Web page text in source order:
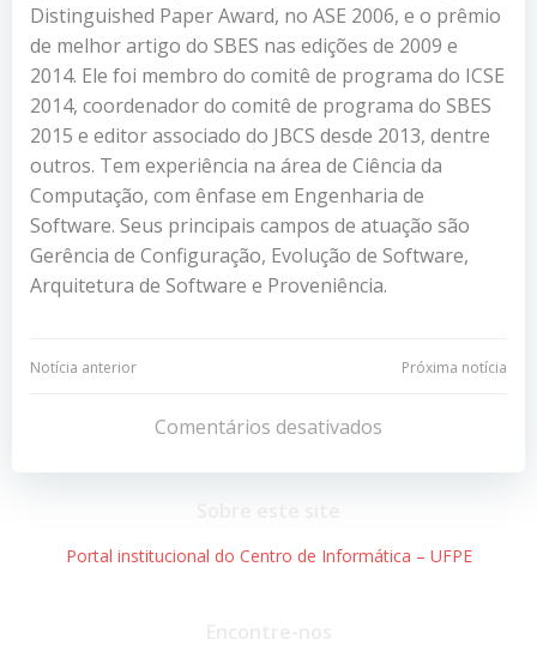
Distinguished Paper Award, no ASE 2006, e o prêmio
de melhor artigo do SBES nas edições de 2009 e
2014. Ele foi membro do comitê de programa do ICSE
2014, coordenador do comitê de programa do SBES
2015 e editor associado do JBCS desde 2013, dentre
outros. Tem experiência na área de Ciência da
Computação, com ênfase em Engenharia de
Software. Seus principais campos de atuação são
Gerência de Configuração, Evolução de Software,
Arquitetura de Software e Proveniência.
Navegação
Post
Notícia anterior
Navegação
de
Post
Próxima notícia
Comentários desativados
Portal institucional do Centro de Informática – UFPE